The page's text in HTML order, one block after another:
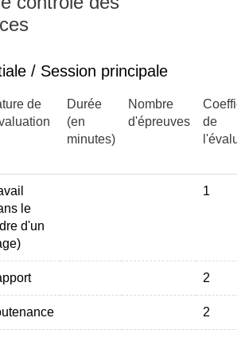
/ Session principale
de
Durée
(en
minutes)
Nombre
d'épreuves
de
le
d'un
1
2
2